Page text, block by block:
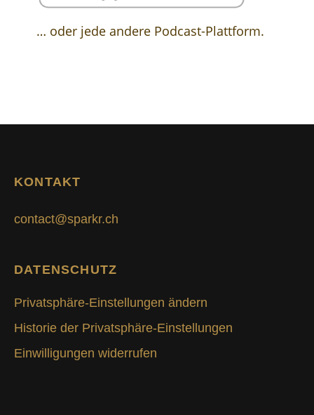
… oder jede andere Podcast-Plattform.
KONTAKT
contact@sparkr.ch
DATENSCHUTZ
Privatsphäre-Einstellungen ändern
Historie der Privatsphäre-Einstellungen
Einwilligungen widerrufen